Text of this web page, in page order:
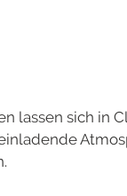
lassen sich in